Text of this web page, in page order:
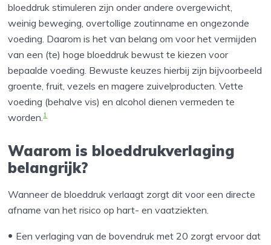
bloeddruk stimuleren zijn onder andere overgewicht,
weinig beweging, overtollige zoutinname en ongezonde
voeding. Daarom is het van belang om voor het vermijden
van een (te) hoge bloeddruk bewust te kiezen voor
bepaalde voeding. Bewuste keuzes hierbij zijn bijvoorbeeld
groente, fruit, vezels en magere zuivelproducten. Vette
voeding (behalve vis) en alcohol dienen vermeden te
worden.1
Waarom is bloeddrukverlaging
belangrijk?
Wanneer de bloeddruk verlaagt zorgt dit voor een directe
afname van het risico op hart- en vaatziekten.
Een verlaging van de bovendruk met 20 zorgt ervoor dat